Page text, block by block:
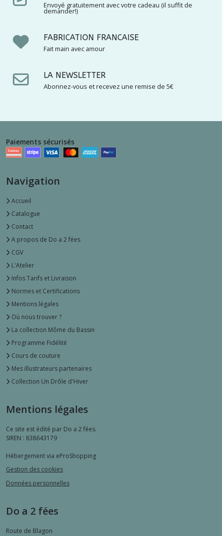
Envoyé gratuitement avec votre cadeau (il suffit de
demander!)
FABRICATION FRANCAISE
Fait main avec amour
LA NEWSLETTER
Abonnez-vous et recevez une remise de 5€
Paiements sécurisés
Navigation
Accueil
Catalogue
Contact
A propos de Do a 2 fées
CGV
L'Atelier
Infos Tarifs et Livraison
Normes et Certifications
Mentions légales
Où nous trouver ?
La collection Môme du Bassin
Programme Fidélité
Cours de couture
Mes illustrateurs partenaires
Collection Un Drôle d'Hiver
Mentions légales
Ce site est édité par Do a 2 fées.
SIREN : 838643179
Hébergement via eProShopping
Gestion des cookies
Données personnelles
Do a 2 fées
Route de Blagon